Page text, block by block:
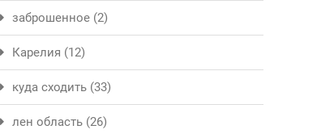
заброшенное (2)
Карелия (12)
куда сходить (33)
лен область (26)